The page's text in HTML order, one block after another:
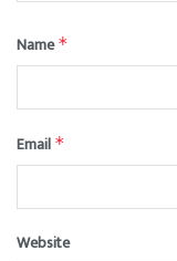
Name*
Email *
Website